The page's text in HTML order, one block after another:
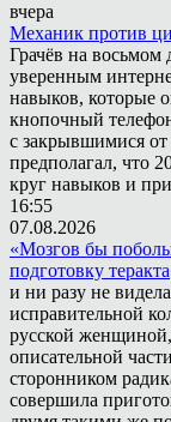
вчера
Механик против
Грачёв на восьмом
уверенным
навыков, которые
кнопочный
с закрывшимися
предполагал, что
круг навыков и
16:55
07.08.2026
«Мозгов бы
подготовку теракта
и ни разу не
исправительной
русской
описательной
сторонником
совершила